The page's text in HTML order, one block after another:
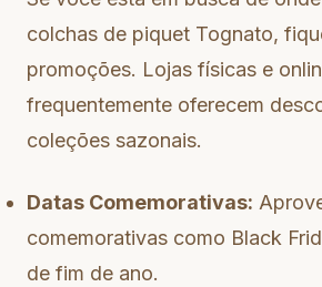
colchas de piquet Tognato,
promoções. Lojas físicas e
frequentemente oferecem
coleções sazonais.
Datas Comemorativas:
comemorativas como Black
de fim de ano.